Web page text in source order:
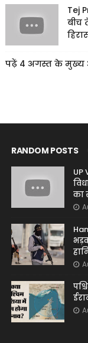
Tej
बीच
पढ़ें 4 अगस्त के मुख्य
RANDOM POSTS
UP
का